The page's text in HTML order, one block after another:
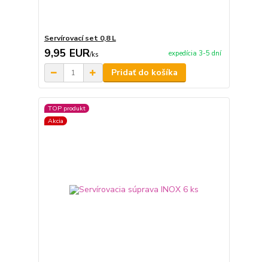
Servírovací set 0,8 L
9,95 EUR/ks expedícia 3-5 dní
Pridať do košíka
TOP produkt
Akcia